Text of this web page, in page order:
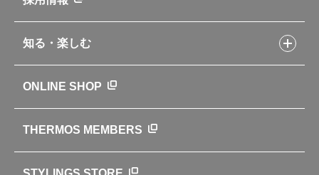
カタログ
世界のサーモス
サーモスの歴史
知る・楽しむ
クラブサーモス
WEBマガジン
お弁当にエールを込めて
ONLINE SHOP
THERMOS MEMBERS